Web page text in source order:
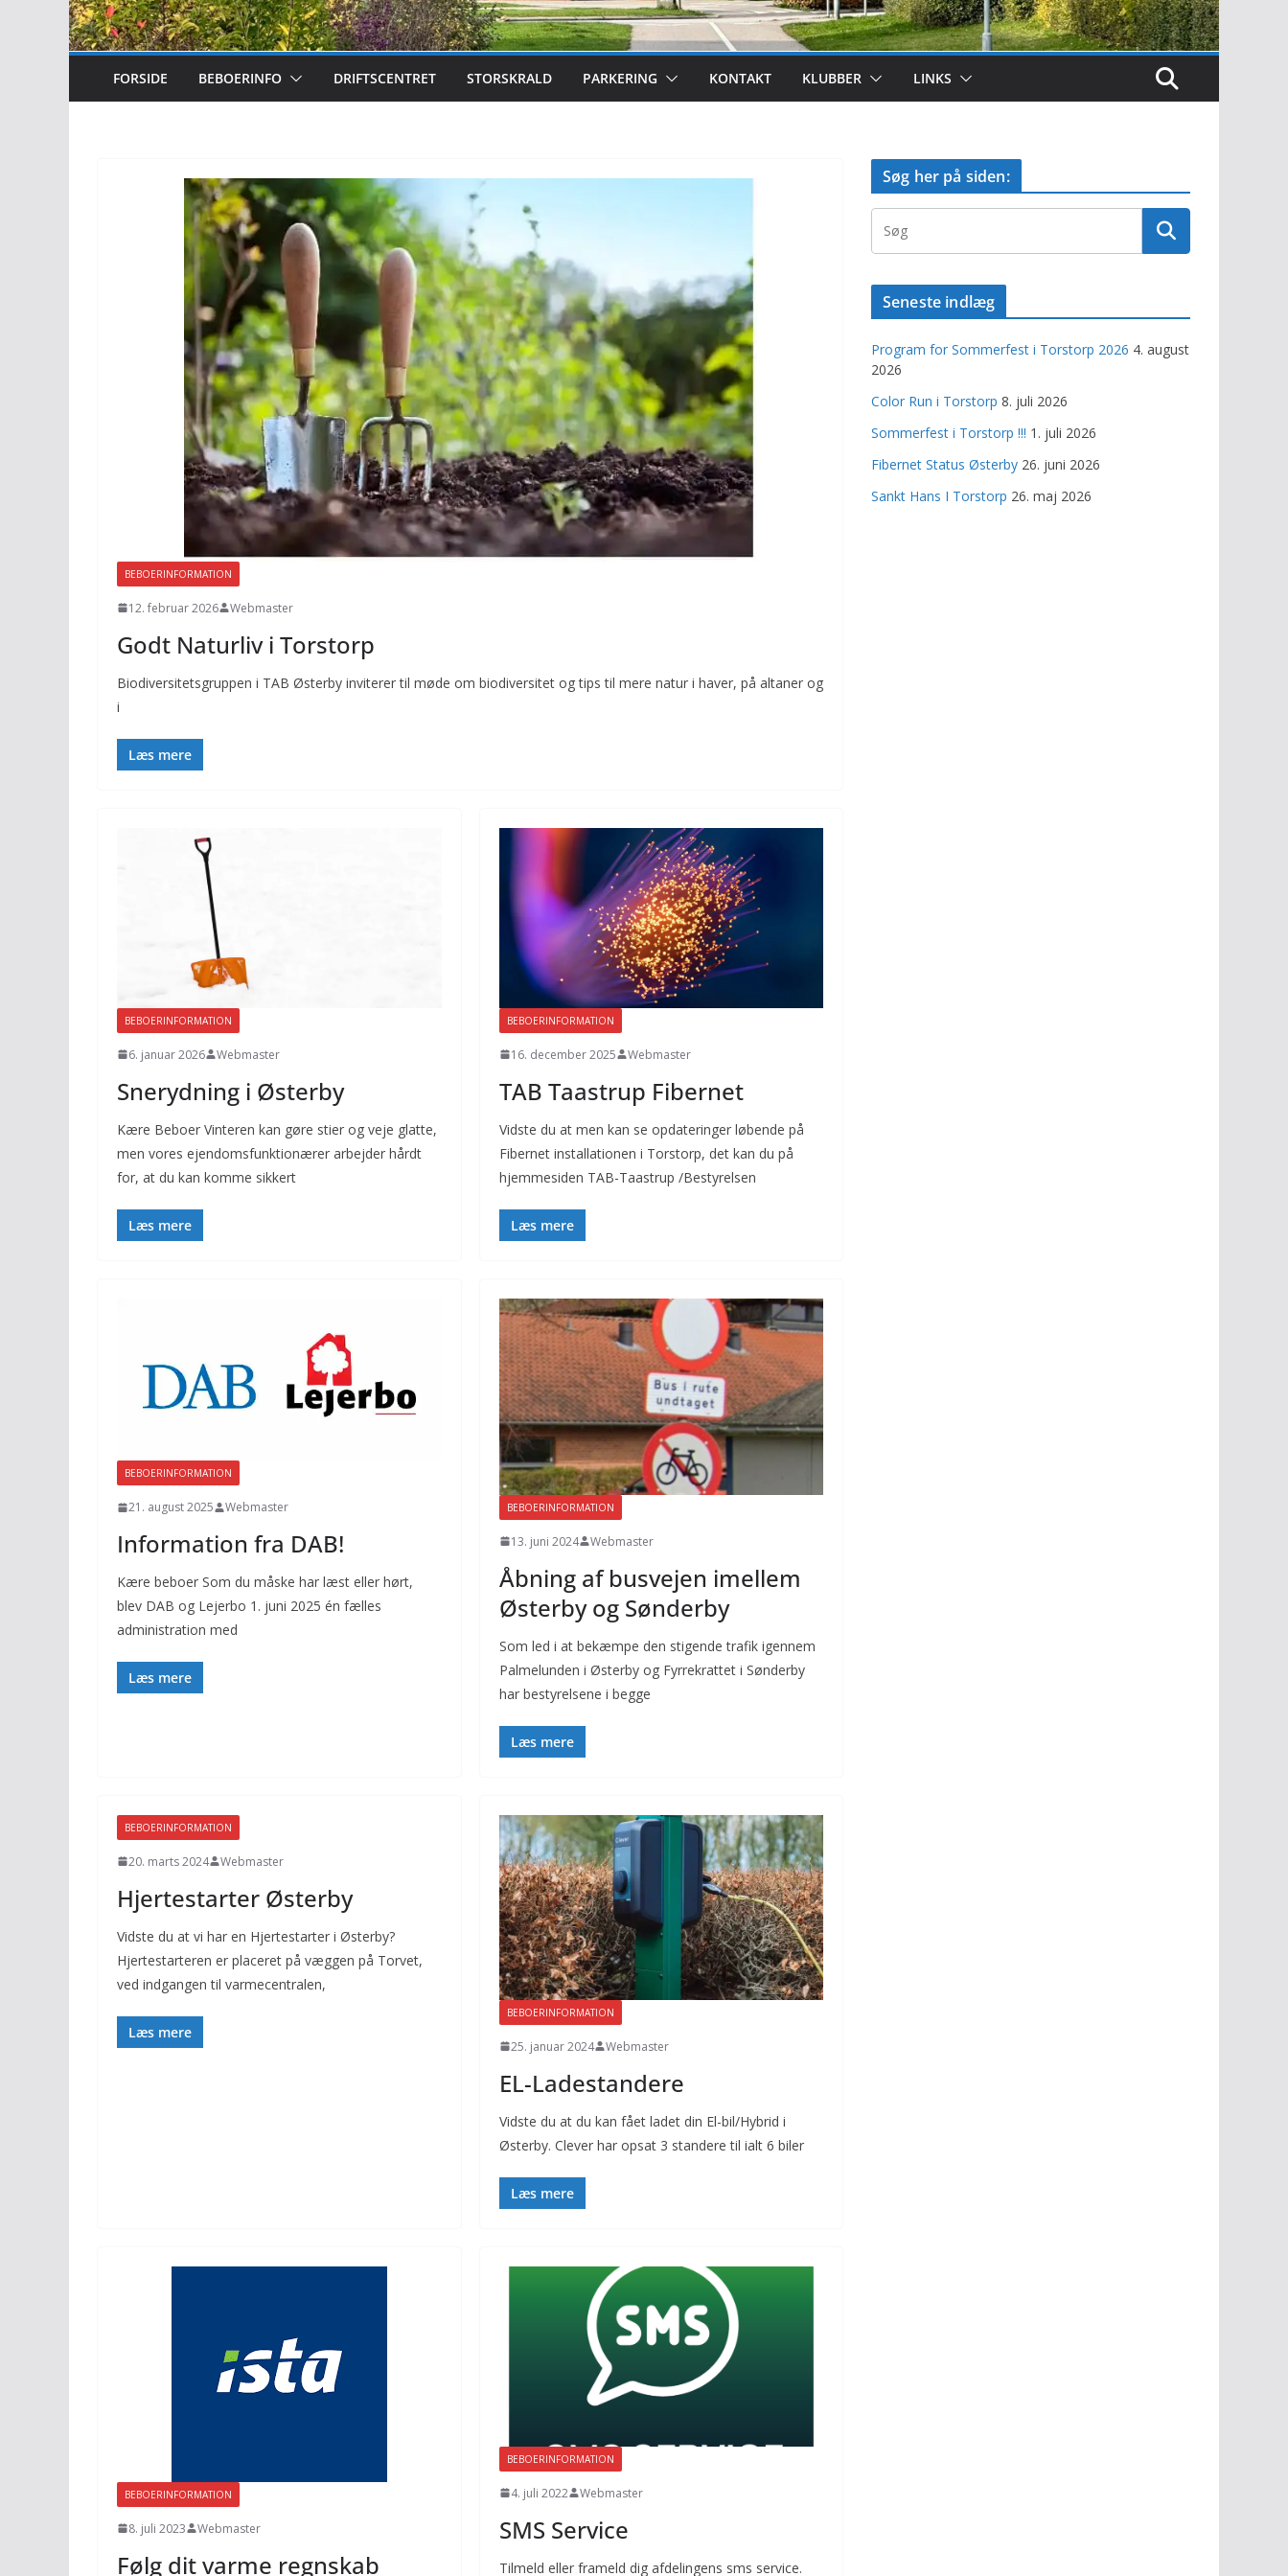
FORSIDE BEBOERINFO DRIFTSCENTRET STORSKRALD PARKERING KONTAKT KLUBBER LINKS
BEBOERINFORMATION
12. februar 2026 Webmaster
Godt Naturliv i Torstorp
Biodiversitetsgruppen i TAB Østerby inviterer til møde om biodiversitet og tips til mere natur i haver, på altaner og
i
Læs mere
BEBOERINFORMATION
6. januar 2026 Webmaster
Snerydning i Østerby
Kære Beboer Vinteren kan gøre stier og veje glatte,
men vores ejendomsfunktionærer arbejder hårdt
for, at du kan komme sikkert
Læs mere
BEBOERINFORMATION
16. december 2025 Webmaster
TAB Taastrup Fibernet
Vidste du at men kan se opdateringer løbende på
Fibernet installationen i Torstorp, det kan du på
hjemmesiden TAB-Taastrup /Bestyrelsen
Læs mere
BEBOERINFORMATION
21. august 2025 Webmaster
Information fra DAB!
Kære beboer Som du måske har læst eller hørt,
blev DAB og Lejerbo 1. juni 2025 én fælles
administration med
Læs mere
BEBOERINFORMATION
13. juni 2024 Webmaster
Åbning af busvejen imellem
Østerby og Sønderby
Som led i at bekæmpe den stigende trafik igennem
Palmelunden i Østerby og Fyrrekrattet i Sønderby
har bestyrelsene i begge
Læs mere
BEBOERINFORMATION
20. marts 2024 Webmaster
Hjertestarter Østerby
Vidste du at vi har en Hjertestarter i Østerby?
Hjertestarteren er placeret på væggen på Torvet,
ved indgangen til varmecentralen,
Læs mere
BEBOERINFORMATION
25. januar 2024 Webmaster
EL-Ladestandere
Vidste du at du kan fået ladet din El-bil/Hybrid i
Østerby. Clever har opsat 3 standere til ialt 6 biler
Læs mere
BEBOERINFORMATION
8. juli 2023 Webmaster
Følg dit varme regnskab
BEBOERINFORMATION
4. juli 2022 Webmaster
SMS Service
Tilmeld eller frameld dig afdelingens sms service.
Søg her på siden:
Seneste indlæg
Program for Sommerfest i Torstorp 2026 4. august
2026
Color Run i Torstorp 8. juli 2026
Sommerfest i Torstorp !!! 1. juli 2026
Fibernet Status Østerby 26. juni 2026
Sankt Hans I Torstorp 26. maj 2026